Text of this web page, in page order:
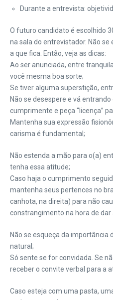
Durante a entrevista:
O futuro candidato é escolhido
na sala do entrevistador. Não
a que fica. Então, veja as dicas:
Ao ser anunciada, entre
você mesma boa sorte;
Se tiver alguma superstição,
Não se desespere e vá
cumprimente e peça “licença”
Mantenha sua expressão
carisma é fundamental;
Não estenda a mão para o(a)
tenha essa atitude;
Caso haja o cumprimento
mantenha seus pertences no
canhota, na direita) para não
constrangimento na hora de dar
Não se esqueça da importância
natural;
Só sente se for convidada. Se
receber o convite verbal para a
Caso esteja com uma pasta,